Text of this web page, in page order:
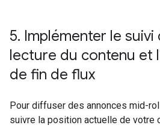
5. Implémenter le
lecture du contenu et
de fin de flux
Pour diffuser des annonces mid-
suivre la position actuelle de votre